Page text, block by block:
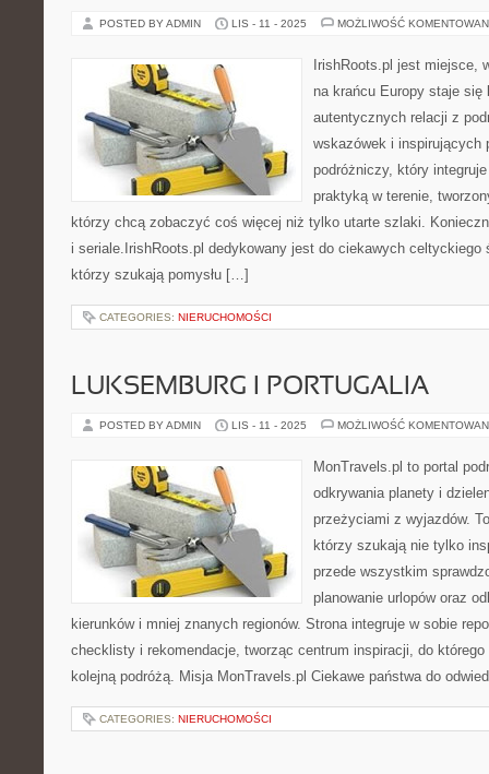
POSTED BY ADMIN LIS - 11 - 2025 MOŻLIWOŚĆ
IrishRoots.pl jest miejsce,
na krańcu Europy staje się
autentycznych relacji z
wskazówek i inspirujących
podróżniczy, który
praktyką w terenie,
którzy chcą zobaczyć coś więcej niż tylko utarte szlaki.
i seriale.IrishRoots.pl dedykowany jest do ciekawych
którzy szukają pomysłu […]
CATEGORIES: NIERUCHOMOŚCI
LUKSEMBURG I PORTUGALIA
POSTED BY ADMIN LIS - 11 - 2025 MOŻLIWOŚĆ
MonTravels.pl to portal
odkrywania planety i
przeżyciami z wyjazdów.
którzy szukają nie tylko
przede wszystkim
planowanie urlopów oraz
kierunków i mniej znanych regionów. Strona integruje w sobie
checklisty i rekomendacje, tworząc centrum inspiracji, do
kolejną podróżą. Misja MonTravels.pl Ciekawe państwa do
CATEGORIES: NIERUCHOMOŚCI